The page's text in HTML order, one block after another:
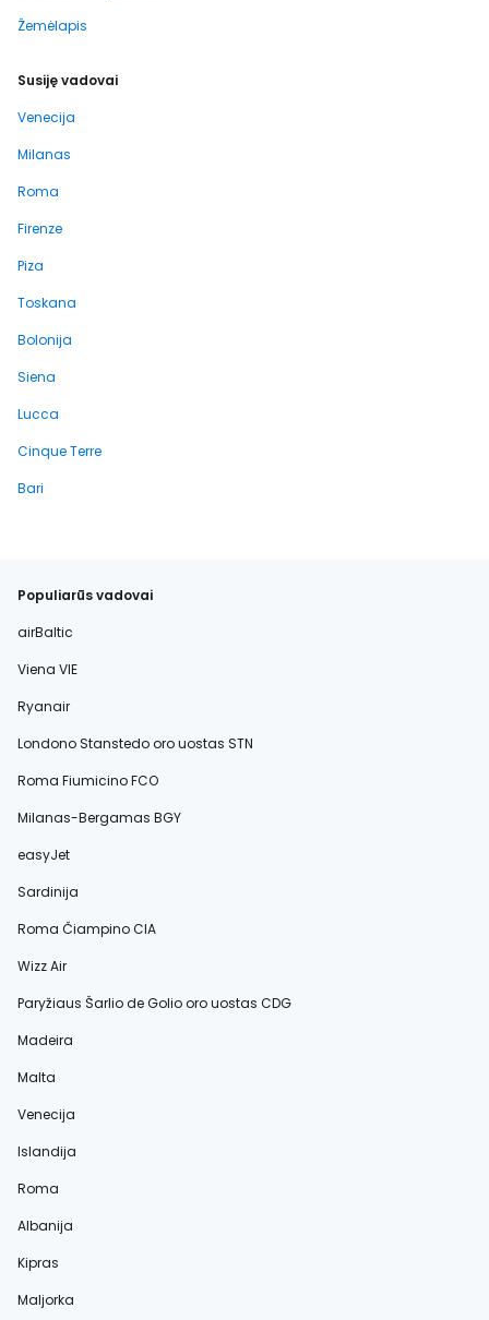
Žemėlapis
Susiję vadovai
Venecija
Milanas
Roma
Firenze
Piza
Toskana
Bolonija
Siena
Lucca
Cinque Terre
Bari
Populiarūs vadovai
airBaltic
Viena VIE
Ryanair
Londono Stanstedo oro uostas STN
Roma Fiumicino FCO
Milanas-Bergamas BGY
easyJet
Sardinija
Roma Čiampino CIA
Wizz Air
Paryžiaus Šarlio de Golio oro uostas CDG
Madeira
Malta
Venecija
Islandija
Roma
Albanija
Kipras
Maljorka